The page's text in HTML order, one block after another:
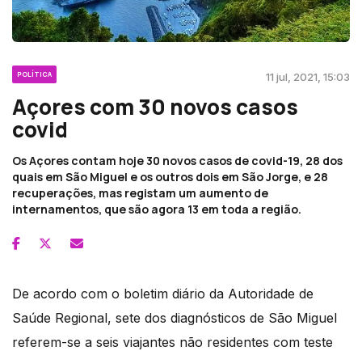
POLÍTICA 11 jul, 2021, 15:03
Açores com 30 novos casos
covid
Os Açores contam hoje 30 novos casos de covid-19, 28 dos
quais em São Miguel e os outros dois em São Jorge, e 28
recuperações, mas registam um aumento de
internamentos, que são agora 13 em toda a região.
De acordo com o boletim diário da Autoridade de
Saúde Regional, sete dos diagnósticos de São Miguel
referem-se a seis viajantes não residentes com teste